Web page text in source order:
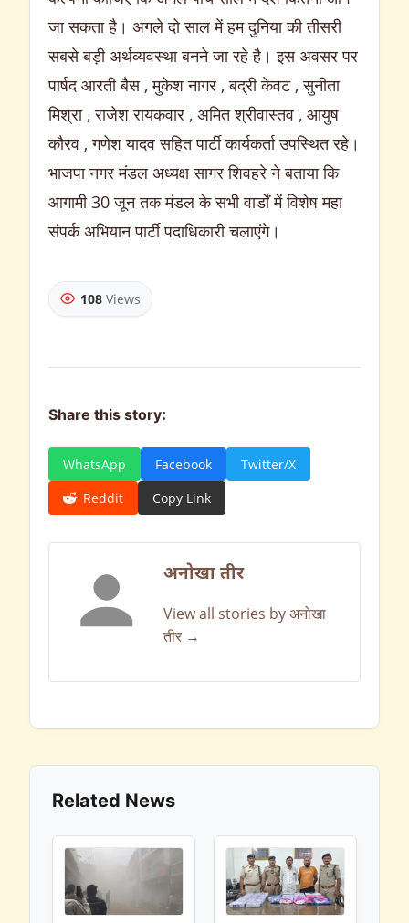
जा सकता है। अगले दो साल में हम दुनिया की तीसरी
सबसे बड़ी अर्थव्यवस्था बनने जा रहे है। इस अवसर पर
पार्षद आरती बैस , मुकेश नागर , बद्री केवट , सुनीता
मिश्रा , राजेश रायकवार , अमित श्रीवास्तव , आयुष
कौरव , गणेश यादव सहित पार्टी कार्यकर्ता उपस्थित रहे।
भाजपा नगर मंडल अध्यक्ष सागर शिवहरे ने बताया कि
आगामी 30 जून तक मंडल के सभी वार्डों में विशेष महा
संपर्क अभियान पार्टी पदाधिकारी चलाएंगे।
108 Views
Share this story:
WhatsApp Facebook
Twitter/X
Reddit
Copy Link
अनोखा तीर
View all stories by अनोखा
तीर →
Related News